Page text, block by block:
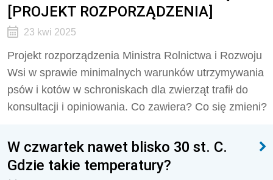
[PROJEKT ROZPORZĄDZENIA]
23 kwi 2025
Projekt rozporządzenia Ministra Rolnictwa i Rozwoju
Wsi w sprawie minimalnych warunków utrzymywania
psów i kotów w schroniskach dla zwierząt trafił do
konsultacji i opiniowania. Co zawiera? Co się zmieni?
W czwartek nawet blisko 30 st. C.
Gdzie takie temperatury?